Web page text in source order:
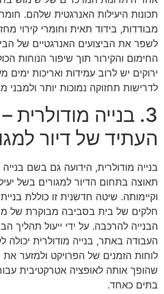
תכונות היעילות האנרגטית שלהם.
מבודדות, בידוד תאית וחומרי קירוי
לשפר את הביצועים האנרגטיים של
החימום והקירור תוך שיפור הנוחות
ירוקים יש לרוב עמידות ואריכות ימים
לדרישות תחזוקה נמוכות יותר ולמבני
3. בנייה
העתיד של דיור
בנייה מודולרית, הידועה גם בשם
תאוצה בתחום הדיור למגורים בשל
וקיימותה. שיטה חדשנית זו כוללת
חלקים של בית בסביבה מבוקרת של
הבנייה להרכבה. על ידי ייעול תהליך
העבודה באתר, בנייה מודולרית
לוחות הזמנים של הפרויקט ולמזער
שהופך אותה לאופציה אטרקטיבית
בתים כאחד.